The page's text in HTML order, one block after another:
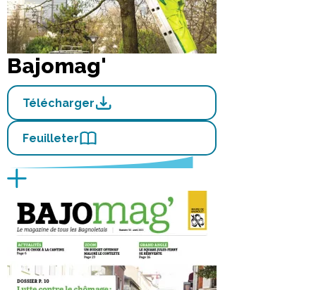
Bajomag'
Télécharger
Feuilleter